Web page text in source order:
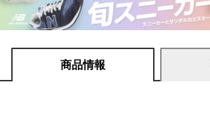
商品情報